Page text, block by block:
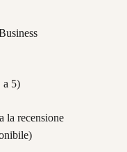
a 5)
la recensione